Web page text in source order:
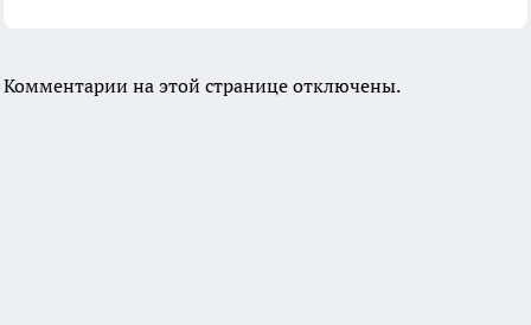
Комментарии на этой странице отключены.